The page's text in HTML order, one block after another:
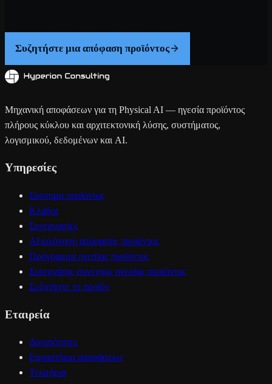
Συζητήστε μια απόφαση προϊόντος
Μηχανική αποφάσεων για τη Physical AI — ηγεσία προϊόντος
πλήρους κύκλου και αρχιτεκτονική λύσης, συστήματος,
λογισμικού, δεδομένων και AI.
Υπηρεσίες
Σύστημα προϊόντος
Κλάδοι
Συνεργασίες
Αξιολόγηση απόφασης προϊόντος
Πρόγραμμα ηγεσίας προϊόντος
Συνεργάτης συνεχούς ηγεσίας προϊόντος
Συζητήστε το προϊόν
Εταιρεία
Δυνατότητες
Εργαστήριο αποφάσεων
Τεκμήρια